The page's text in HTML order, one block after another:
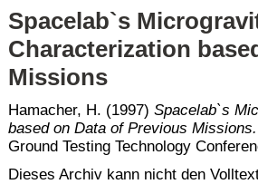
Spacelab`s
Characterization
Missions
Hamacher, H. (1997) Spacelab`s
based on Data of Previous Missions.
Ground Testing Technology
Dieses Archiv kann nicht den